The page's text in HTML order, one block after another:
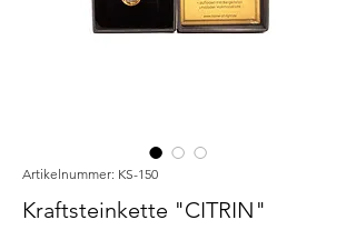
Artikelnummer: KS-150
Kraftsteinkette "CITRIN"